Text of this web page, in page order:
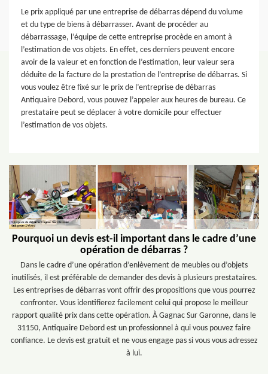
Le prix appliqué par une entreprise de débarras dépend du volume
et du type de biens à débarrasser. Avant de procéder au
débarrassage, l’équipe de cette entreprise procède en amont à
l’estimation de vos objets. En effet, ces derniers peuvent encore
avoir de la valeur et en fonction de l’estimation, leur valeur sera
déduite de la facture de la prestation de l’entreprise de débarras. Si
vous voulez être fixé sur le prix de l’entreprise de débarras
Antiquaire Debord, vous pouvez l’appeler aux heures de bureau. Ce
prestataire peut se déplacer à votre domicile pour effectuer
l’estimation de vos objets.
Pourquoi un devis est-il important dans le cadre d’une
opération de débarras ?
Dans le cadre d’une opération d’enlèvement de meubles ou d’objets
inutilisés, il est préférable de demander des devis à plusieurs prestataires.
Les entreprises de débarras vont offrir des propositions que vous pourrez
confronter. Vous identifierez facilement celui qui propose le meilleur
rapport qualité prix dans cette opération. À Gagnac Sur Garonne, dans le
31150, Antiquaire Debord est un professionnel à qui vous pouvez faire
confiance. Le devis est gratuit et ne vous engage pas si vous vous adressez
à lui.